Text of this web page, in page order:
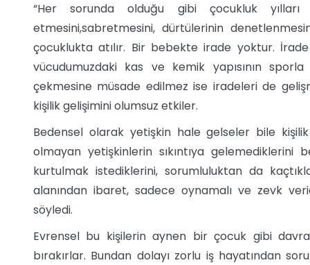
“Her sorunda olduğu gibi çocukluk
etmesini,sabretmesini, dürtülerinin
çocuklukta atılır. Bir bebekte irade yoktur.
vücudumuzdaki kas ve kemik yapısının
çekmesine müsade edilmez ise iradeleri de
kişilik gelişimini olumsuz etkiler.
Bedensel olarak yetişkin hale gelseler bile
olmayan yetişkinlerin sıkıntıya gelemediklerini
kurtulmak istediklerini, sorumluluktan da
alanından ibaret, sadece oynamalı ve zevk
söyledi.
Evrensel bu kişilerin aynen bir çocuk gibi
bırakırlar. Bundan dolayı zorlu iş hayatından